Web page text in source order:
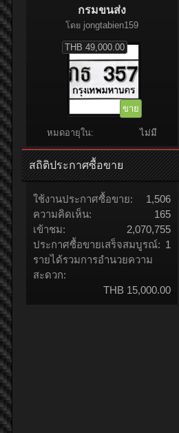
กรมขนส่ง
โดย jongtabien159
ขาย
THB 49,000.00
หมดอายุใน: ไม่มี
สถิติประกาศซื้อขาย
ใช้งานประกาศซื้อขาย:
1,506
ความคิดเห็น:
165
เข้าชม:
2,070,755
ประกาศซื้อขายเสร็จสมบูรณ์: 1
รายได้รวมการอำนวยความ
สะดวก:
THB 15,000.00